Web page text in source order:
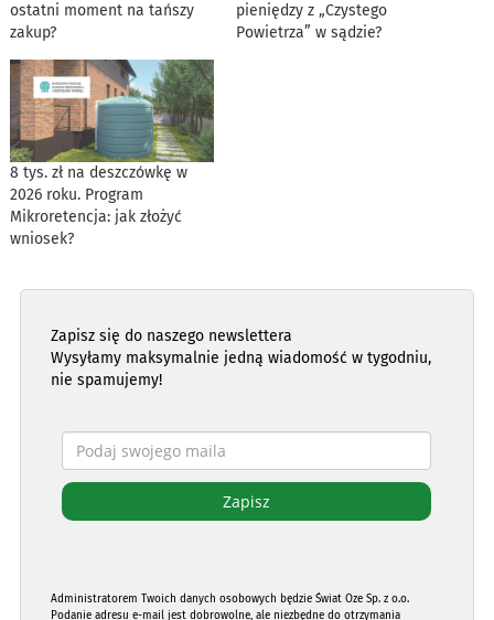
ostatni moment na tańszy
zakup?
pieniędzy z „Czystego
Powietrza” w sądzie?
8 tys. zł na deszczówkę w
2026 roku. Program
Mikroretencja: jak złożyć
wniosek?
Zapisz się do naszego newslettera
Wysyłamy maksymalnie jedną wiadomość w tygodniu,
nie spamujemy!
Administratorem Twoich danych osobowych będzie Świat Oze Sp. z o.o.
Podanie adresu e-mail jest dobrowolne, ale niezbędne do otrzymania